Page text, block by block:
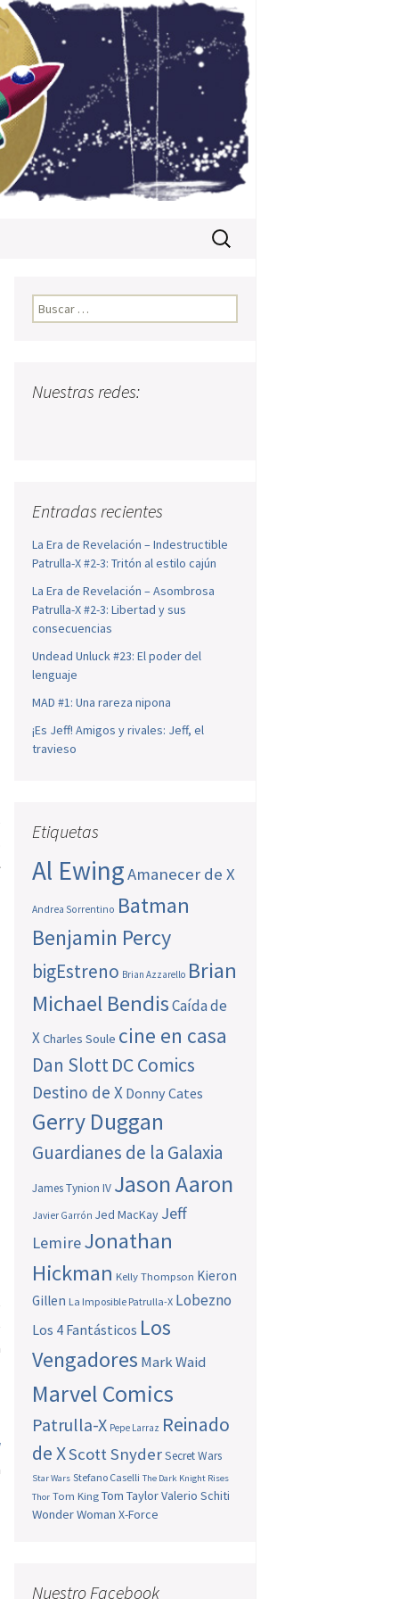
Buscar:
Buscar:
Nuestras redes:
Entradas recientes
La Era de Revelación – Indestructible
Patrulla-X #2-3: Tritón al estilo cajún
La Era de Revelación – Asombrosa
Patrulla-X #2-3: Libertad y sus
consecuencias
Undead Unluck #23: El poder del
lenguaje
MAD #1: Una rareza nipona
¡Es Jeff! Amigos y rivales: Jeff, el
travieso
Etiquetas
Al EwingAmanecer de X
Andrea Sorrentino Batman
Benjamin Percy
bigEstreno Brian Azzarello Brian
Michael BendisCaída de
XCharles Soule cine en casa
Dan SlottDC Comics
Destino de X Donny Cates
Gerry Duggan
Guardianes de la Galaxia
James Tynion IV Jason Aaron
Javier Garrón Jed MacKay Jeff
LemireJonathan
Hickman Kelly Thompson Kieron
Gillen La Imposible Patrulla-X Lobezno
Los 4 Fantásticos Los
Vengadores Mark Waid
Marvel Comics
Patrulla-X Pepe Larraz Reinado
de XScott SnyderSecret Wars
Star Wars Stefano Caselli The Dark Knight Rises
Thor Tom King Tom TaylorValerio Schiti
Wonder Woman X-Force
Nuestro Facebook